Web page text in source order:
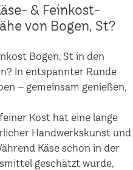
& Feinkost-
von Bogen, St?
Bogen, St in den
In entspannter Runde
– gemeinsam genießen,
Kost hat eine lange
Handwerkskunst und
Käse schon in der
geschätzt wurde,